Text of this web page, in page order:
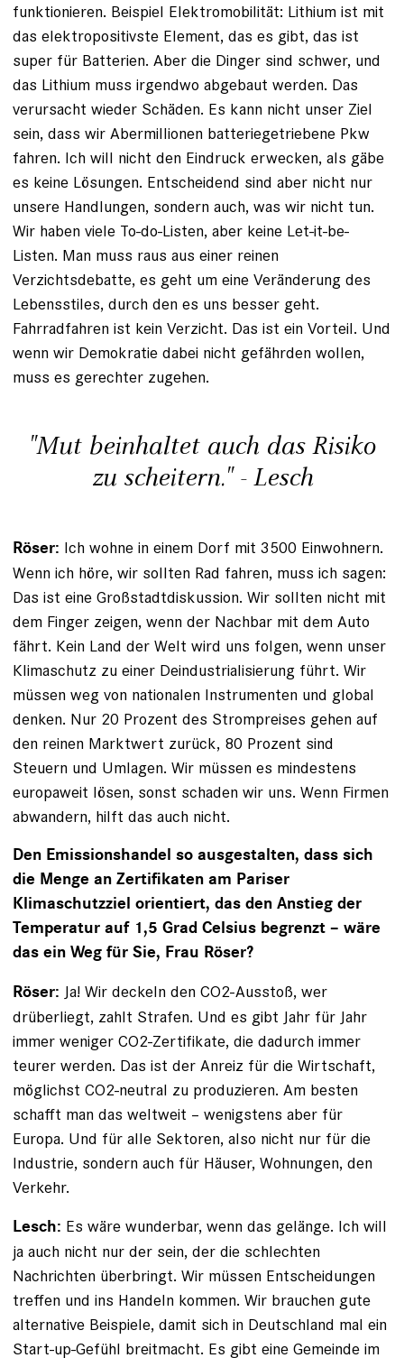
funktionieren. Beispiel Elektromobilität: Lithium ist mit
das elektropositivste Element, das es gibt, das ist
super für ­Batterien. Aber die Dinger sind schwer, und
das Lithium muss irgendwo abgebaut werden. Das
verursacht wieder Schäden. Es kann nicht unser Ziel
sein, dass wir Aber­millionen batteriegetriebene Pkw
fahren. Ich will nicht den Eindruck erwecken, als gäbe
es keine Lösungen. Entscheidend sind aber nicht nur
unsere Handlungen, sondern auch, was wir nicht tun.
Wir haben viele To-do-Listen, aber keine Let-it-be-
Listen. Man muss raus aus einer reinen
Verzichtsdebatte, es geht um eine Veränderung des
Lebensstiles, durch den es uns besser geht.
Fahrradfahren ist kein Verzicht. Das ist ein Vorteil. Und
wenn wir Demokratie dabei nicht gefährden wollen,
muss es gerechter zugehen.
"Mut beinhaltet auch das Risiko
zu scheitern." - Lesch
Röser: Ich wohne in einem Dorf mit 3500 Einwohnern.
Wenn ich höre, wir sollten Rad fahren, muss ich sagen:
Das ist eine Großstadtdiskussion. Wir sollten nicht mit
dem Finger zeigen, wenn der Nachbar mit dem Auto
fährt. Kein Land der Welt wird uns folgen, wenn unser
Klimaschutz zu einer Deindustrialisierung führt. Wir
müssen weg von nationalen Instrumenten und global
denken. Nur 20 Prozent des Strompreises gehen auf
den reinen Marktwert zurück, 80 Prozent sind
Steuern und Umlagen. Wir müssen es mindestens
europaweit lösen, sonst schaden wir uns. Wenn Firmen
abwandern, hilft das auch nicht.
Den Emissionshandel so ausgestalten, dass sich
die Menge an Zertifikaten am Pariser
Klimaschutzziel ­orientiert, das den Anstieg der
Temperatur auf 1,5 Grad Celsius begrenzt – wäre
das ein Weg für Sie, Frau Röser?
Röser: Ja! Wir deckeln den CO2-Ausstoß, wer
drüberliegt, zahlt Strafen. Und es gibt Jahr für Jahr
immer weniger CO2-Zertifikate, die dadurch immer
teurer werden. Das ist der Anreiz für die Wirtschaft,
möglichst CO2-neutral zu produzieren. Am besten
schafft man das weltweit – wenigs­tens aber für
Europa. Und für alle Sektoren, also nicht nur für die
Industrie, sondern auch für Häuser, ­Wohnungen, den
Verkehr.
Lesch: Es wäre wunderbar, wenn das gelänge. Ich will
ja auch nicht nur der sein, der die schlechten
Nachrichten überbringt. Wir müssen Entscheidungen
treffen und ins Handeln kommen. Wir brauchen gute
alternative Beispiele, damit sich in Deutschland mal ein
Start-up-Gefühl breitmacht. Es gibt eine Gemeinde im